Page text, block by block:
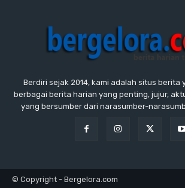
Berdiri sejak 2014, kami adalah situs berita
berbagai berita harian yang penting, jujur,
yang bersumber dari narasumber-
© Copyright - Bergelora.com